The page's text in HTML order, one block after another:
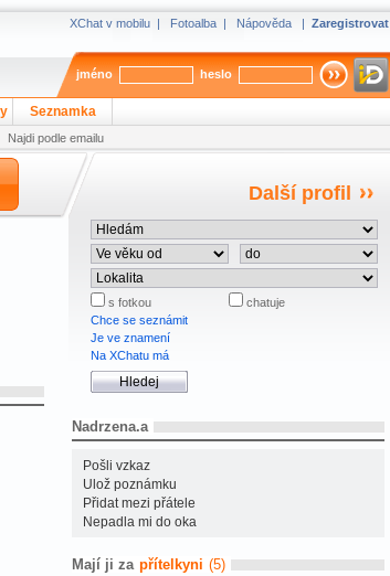
XChat v mobilu | Fotoalba | Nápověda | Zaregistrovat
jméno heslo
Seznamka
Najdi podle emailu
Další profil
s fotkou
chatuje
Chce se seznámit
Je ve znamení
Na XChatu má
Nadrzena.a
Pošli vzkaz
Ulož poznámku
Přidat mezi přátele
Nepadla mi do oka
Mají ji za přítelkyni (5)